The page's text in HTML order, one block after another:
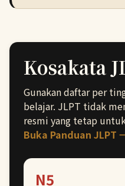
Kosakata
Gunakan daftar per
belajar. JLPT tidak
resmi yang tetap
Buka Panduan JLPT
N5